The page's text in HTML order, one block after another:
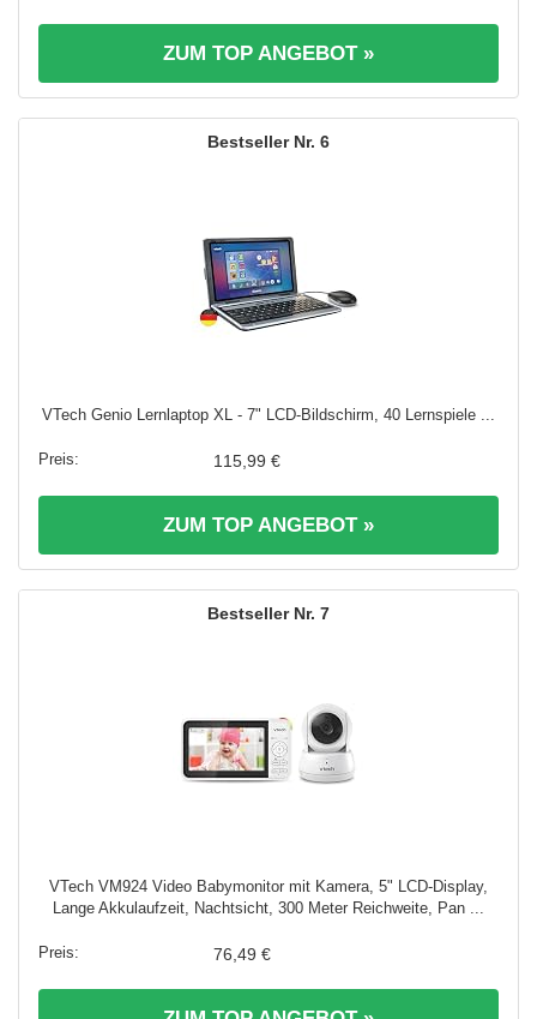
ZUM TOP ANGEBOT »
6
VTech Genio Lernlaptop XL - 7" LCD-Bildschirm, 40 Lernspiele ...
115,99 €
ZUM TOP ANGEBOT »
7
VTech VM924 Video Babymonitor mit Kamera, 5" LCD-Display,
Lange Akkulaufzeit, Nachtsicht, 300 Meter Reichweite, Pan ...
76,49 €